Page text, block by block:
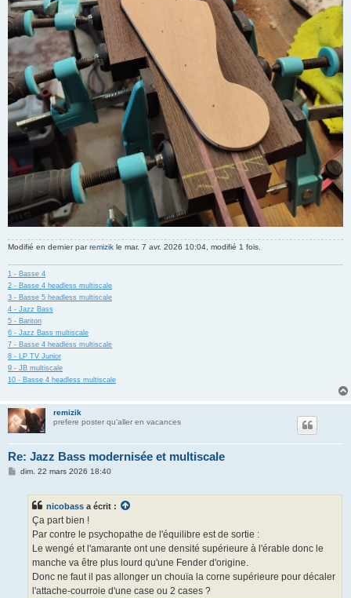
Modifié en dernier parremizik le mar. 7 avr. 2026 10:04, modifié 1 fois.
1 - Basse 4
2 - Basse 4 headless multiscale
3 - Basse 5 headless multiscale
4 - Jazz Bass
5 - Bariton
6 - Jazz Bass multiscale
7 - Basse 4 headless multiscale
8 - LP TV Junior
9 - JB multiscale
10 - Basse 4 headless multiscale
remizik
prefere poster qu'aller en vacances
Re: Jazz Bass modernisée et multiscale
Mdim. 22 mars 2026 18:40
nicobass a écrit :
Ça part bien !
Par contre le psychopathe de l'équilibre est de sortie :
Le wengé et l'amarante ont une densité supérieure à l'érable donc le
manche va être plus lourd qu'une Fender d'origine.
Donc ne faut il pas allonger un chouïa la corne supérieure pour décaler
l'attache-courroie d'une case ou 2 cases ?